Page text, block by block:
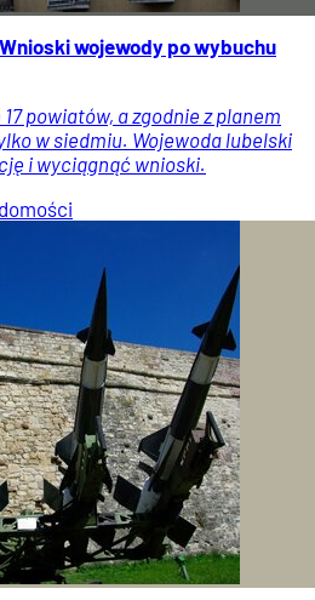
wojewody po wybuchu
powiatów, a zgodnie z planem
w siedmiu. Wojewoda lubelski
i wyciągnąć wnioski.